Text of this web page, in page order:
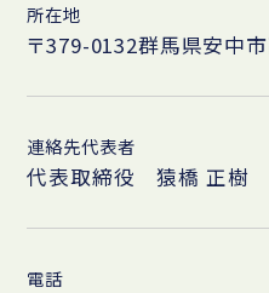
所在地
〒379-0132群馬県安中
連絡先代表者
代表取締役 猿橋 正樹
電話